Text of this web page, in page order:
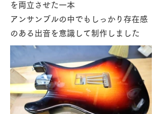
を両立させた一本
アンサンブルの中でもしっかり存在感
のある出音を意識して制作しました